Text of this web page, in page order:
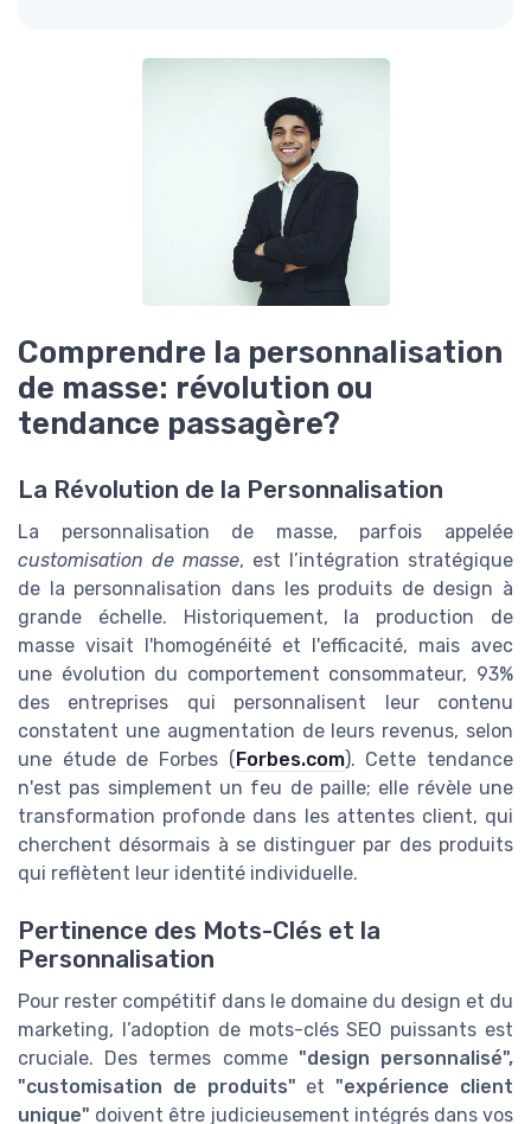
Comprendre la personnalisation
de masse: révolution ou
tendance passagère?
La Révolution de la Personnalisation
La personnalisation de masse, parfois appelée
customisation de masse, est l’intégration stratégique
de la personnalisation dans les produits de design à
grande échelle. Historiquement, la production de
masse visait l'homogénéité et l'efficacité, mais avec
une évolution du comportement consommateur, 93%
des entreprises qui personnalisent leur contenu
constatent une augmentation de leurs revenus, selon
une étude de Forbes (Forbes.com). Cette tendance
n'est pas simplement un feu de paille; elle révèle une
transformation profonde dans les attentes client, qui
cherchent désormais à se distinguer par des produits
qui reflètent leur identité individuelle.
Pertinence des Mots-Clés et la
Personnalisation
Pour rester compétitif dans le domaine du design et du
marketing, l’adoption de mots-clés SEO puissants est
cruciale. Des termes comme "design personnalisé",
"customisation de produits" et"expérience client
unique" doivent être judicieusement intégrés dans vos